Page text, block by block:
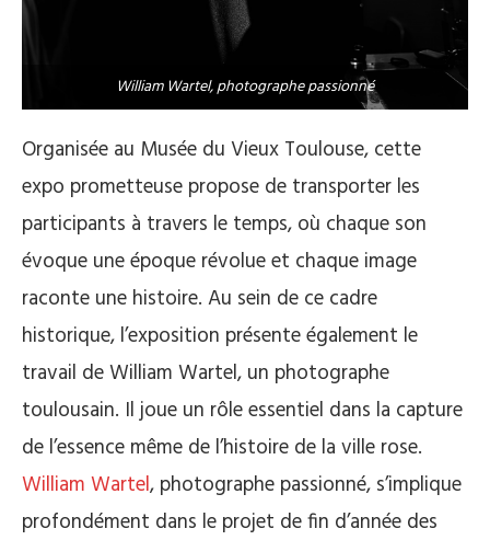
William Wartel, photographe passionné
Organisée au Musée du Vieux Toulouse, cette
expo prometteuse propose de transporter les
participants à travers le temps, où chaque son
évoque une époque révolue et chaque image
raconte une histoire. Au sein de ce cadre
historique, l’exposition présente également le
travail de William Wartel, un photographe
toulousain. Il joue un rôle essentiel dans la capture
de l’essence même de l’histoire de la ville rose.
William Wartel, photographe passionné, s’implique
profondément dans le projet de fin d’année des